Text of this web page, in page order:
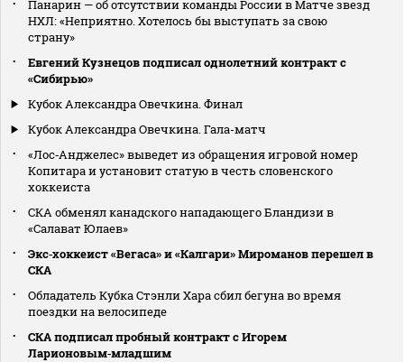
Панарин — об отсутствии команды России в Матче звезд
НХЛ: «Неприятно. Хотелось бы выступать за свою
страну»
Евгений Кузнецов подписал однолетний контракт с
«Сибирью»
Кубок Александра Овечкина. Финал
Кубок Александра Овечкина. Гала-матч
«Лос‑Анджелес» выведет из обращения игровой номер
Копитара и установит статую в честь словенского
хоккеиста
СКА обменял канадского нападающего Бландизи в
«Салават Юлаев»
Экс‑хоккеист «Вегаса» и «Калгари» Мироманов перешел в
СКА
Обладатель Кубка Стэнли Хара сбил бегуна во время
поездки на велосипеде
СКА подписал пробный контракт с Игорем
Ларионовым‑младшим